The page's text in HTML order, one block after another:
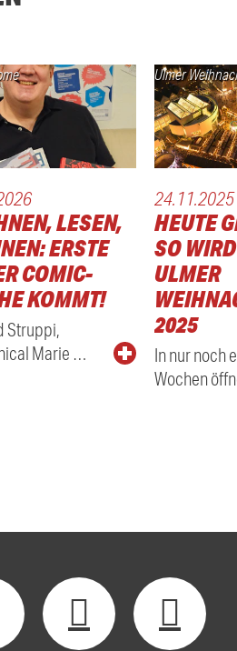
LESEN,
ERSTE
COMIC-
KOMMT!
Struppi,
Marie …
Ulmer
24.11.2025
HEUTE
SO
ULMER
2025
In nur noch
Wochen